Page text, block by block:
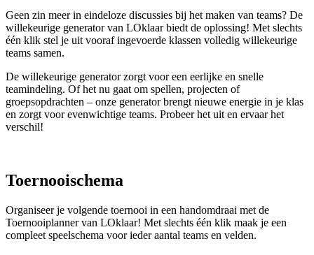
Geen zin meer in eindeloze discussies bij het maken van teams? De
willekeurige generator van LOklaar biedt de oplossing! Met slechts
één klik stel je uit vooraf ingevoerde klassen volledig willekeurige
teams samen.
De willekeurige generator zorgt voor een eerlijke en snelle
teamindeling. Of het nu gaat om spellen, projecten of
groepsopdrachten – onze generator brengt nieuwe energie in je klas
en zorgt voor evenwichtige teams. Probeer het uit en ervaar het
verschil!
Toernooischema
Organiseer je volgende toernooi in een handomdraai met de
Toernooiplanner van LOklaar! Met slechts één klik maak je een
compleet speelschema voor ieder aantal teams en velden.